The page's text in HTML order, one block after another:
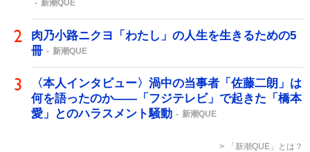
新潮QUE
肉乃小路ニクヨ「わたし」の人生を生きるための5
冊
新潮QUE
〈本人インタビュー〉渦中の当事者「佐藤二朗」は
何を語ったのか――「フジテレビ」で起きた「橋本
愛」とのハラスメント騒動
新潮QUE
「新潮QUE」とは？